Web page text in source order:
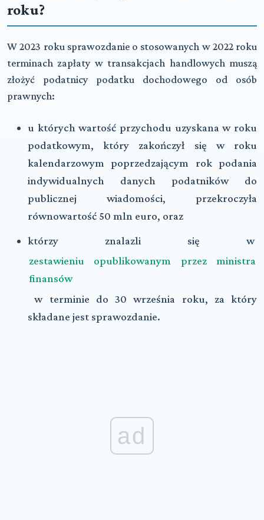
roku?
W 2023 roku sprawozdanie o stosowanych w 2022 roku
terminach zapłaty w transakcjach handlowych muszą
złożyć podatnicy podatku dochodowego od osób
prawnych:
u których wartość przychodu uzyskana w roku
podatkowym, który zakończył się w roku
kalendarzowym poprzedzającym rok podania
indywidualnych danych podatników do
publicznej wiadomości, przekroczyła
równowartość 50 mln euro, oraz
którzy znalazli się w
zestawieniu opublikowanym przez ministra
finansów
w terminie do 30 września roku, za który
składane jest sprawozdanie.
ad